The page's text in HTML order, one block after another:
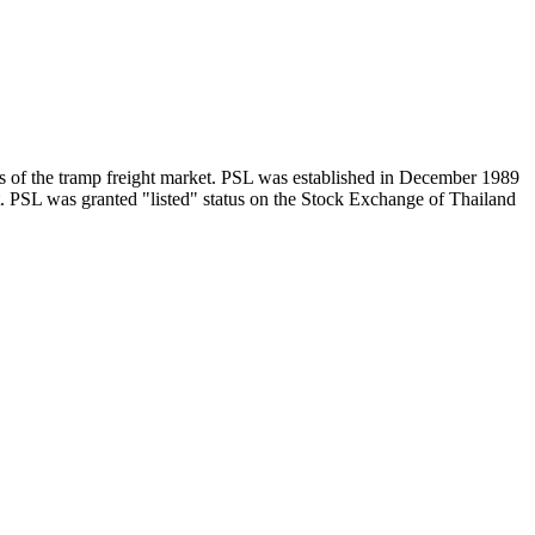
the tramp freight market. PSL was established in December 1989
was granted "listed" status on the Stock Exchange of Thailand